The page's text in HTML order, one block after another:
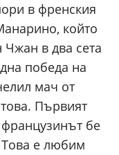
в френския
който
в два сета
победа на
мач от
Първият
бе
Това е любим